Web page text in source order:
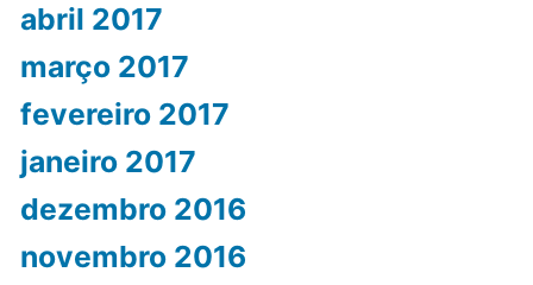
abril 2017
março 2017
fevereiro 2017
janeiro 2017
dezembro 2016
novembro 2016